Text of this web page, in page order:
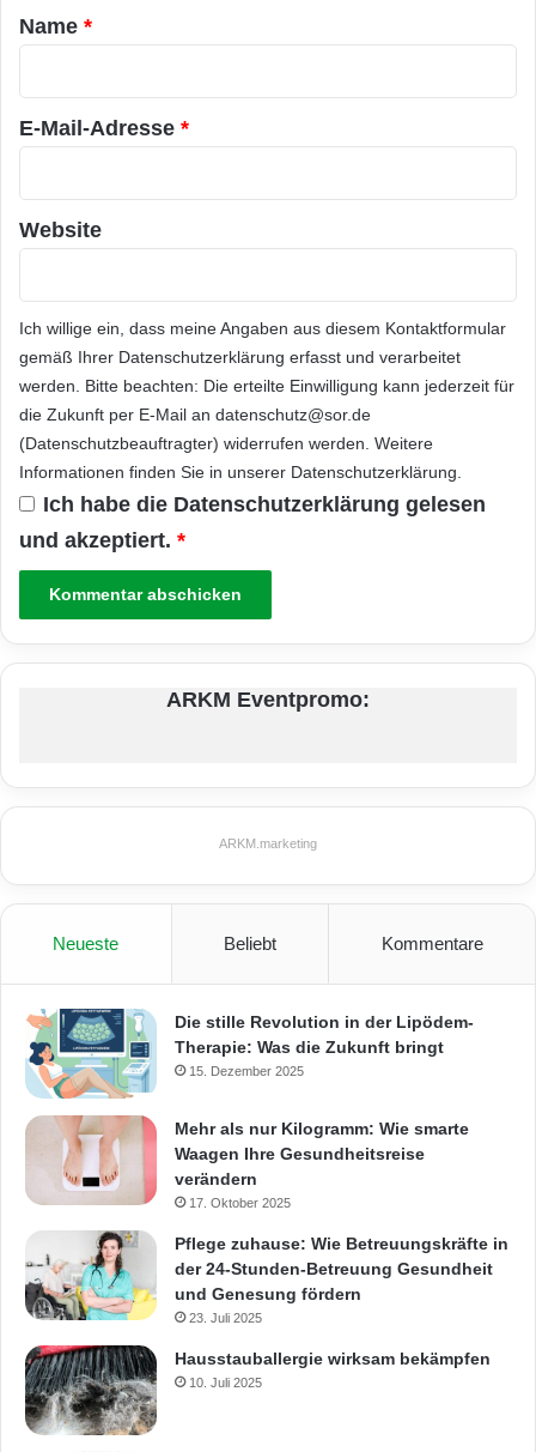
a
r
*
Name *
E-Mail-Adresse *
Website
Ich willige ein, dass meine Angaben aus diesem Kontaktformular
gemäß Ihrer Datenschutzerklärung erfasst und verarbeitet
werden. Bitte beachten: Die erteilte Einwilligung kann jederzeit für
die Zukunft per E-Mail an datenschutz@sor.de
(Datenschutzbeauftragter) widerrufen werden. Weitere
Informationen finden Sie in unserer Datenschutzerklärung
Ich habe die Datenschutzerklärung gelesen
und akzeptiert. *
ARKM Eventpromo:
ARKM.marketing
Neueste Beliebt Kommentare
Die stille Revolution in der Lipödem-
Therapie: Was die Zukunft bringt
15. Dezember 2025
Mehr als nur Kilogramm: Wie smarte
Waagen Ihre Gesundheitsreise
verändern
17. Oktober 2025
Pflege zuhause: Wie Betreuungskräfte in
der 24-Stunden-Betreuung Gesundheit
und Genesung fördern
23. Juli 2025
Hausstauballergie wirksam bekämpfen
10. Juli 2025